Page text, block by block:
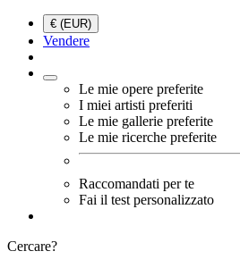
€ (EUR)
Vendere
Le mie opere preferite
I miei artisti preferiti
Le mie gallerie preferite
Le mie ricerche preferite
Raccomandati per te
Fai il test personalizzato
Cercare?